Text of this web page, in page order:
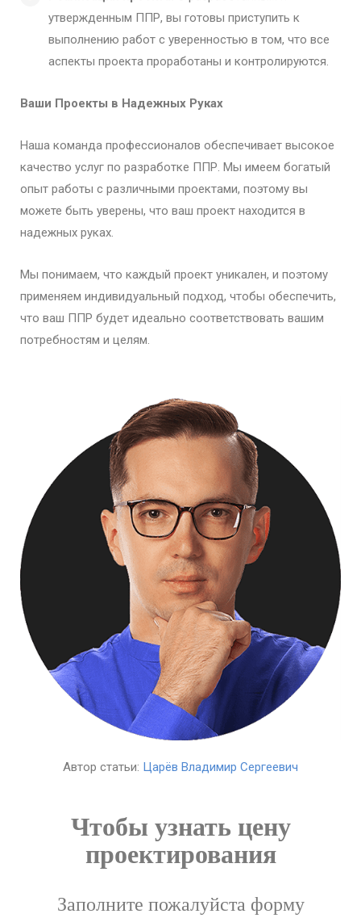
утвержденным ППР, вы готовы приступить к
выполнению работ с уверенностью в том, что все
аспекты проекта проработаны и контролируются.
Ваши Проекты в Надежных Руках
Наша команда профессионалов обеспечивает высокое
качество услуг по разработке ППР. Мы имеем богатый
опыт работы с различными проектами, поэтому вы
можете быть уверены, что ваш проект находится в
надежных руках.
Мы понимаем, что каждый проект уникален, и поэтому
применяем индивидуальный подход, чтобы обеспечить,
что ваш ППР будет идеально соответствовать вашим
потребностям и целям.
Автор статьи: Царёв Владимир Сергеевич
Чтобы узнать цену
проектирования
Заполните пожалуйста форму